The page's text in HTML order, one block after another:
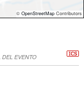
© OpenStreetMap Contributors
EVENTO